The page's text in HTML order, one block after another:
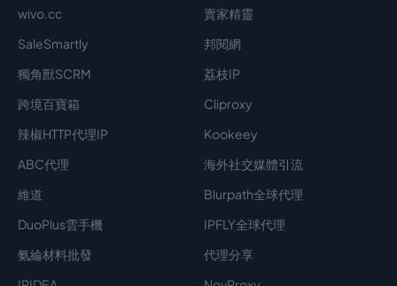
wivo.cc
賣家精靈
SaleSmartly
邦閱網
獨角獸SCRM
荔枝IP
跨境百寶箱
Cliproxy
辣椒HTTP代理IP
Kookeey
ABC代理
海外社交媒體引流
維道
Blurpath全球代理
DuoPlus雲手機
IPFLY全球代理
氨綸材料批發
代理分享